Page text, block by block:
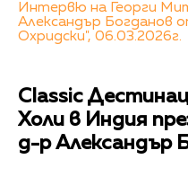
Интервю на Георги
Александър Богданов
Охридски", 06.03.2026г.
Classic
Холи в Индия
д-р Александър